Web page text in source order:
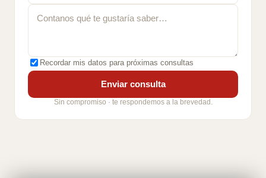
Recordar mis datos para próximas consultas
Enviar consulta
Sin compromiso · te respondemos a la brevedad.